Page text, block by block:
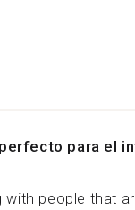
para el
with people that